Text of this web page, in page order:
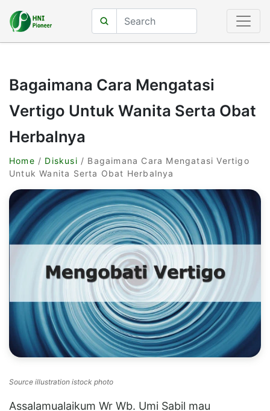
Bagaimana Cara Mengatasi
Vertigo Untuk Wanita Serta Obat
Herbalnya
Home / Diskusi / Bagaimana Cara Mengatasi Vertigo
Untuk Wanita Serta Obat Herbalnya
Source illustration istock photo
Assalamualaikum Wr Wb. Umi Sabil mau